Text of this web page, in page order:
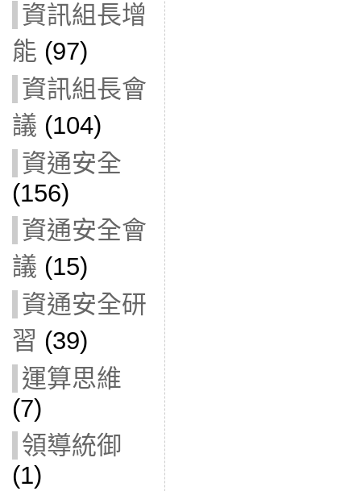
資訊組長增
能 (97)
資訊組長會
議 (104)
資通安全
(156)
資通安全會
議 (15)
資通安全研
習 (39)
運算思維
(7)
領導統御
(1)